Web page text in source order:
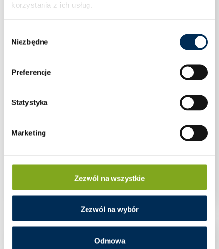
korzystania z ich usług.
zgody
Niezbędne
Preferencje
Statystyka
Marketing
Zezwól na wszystkie
Zezwól na wybór
Odmowa
Zaloguj się aby zobaczyć cenę